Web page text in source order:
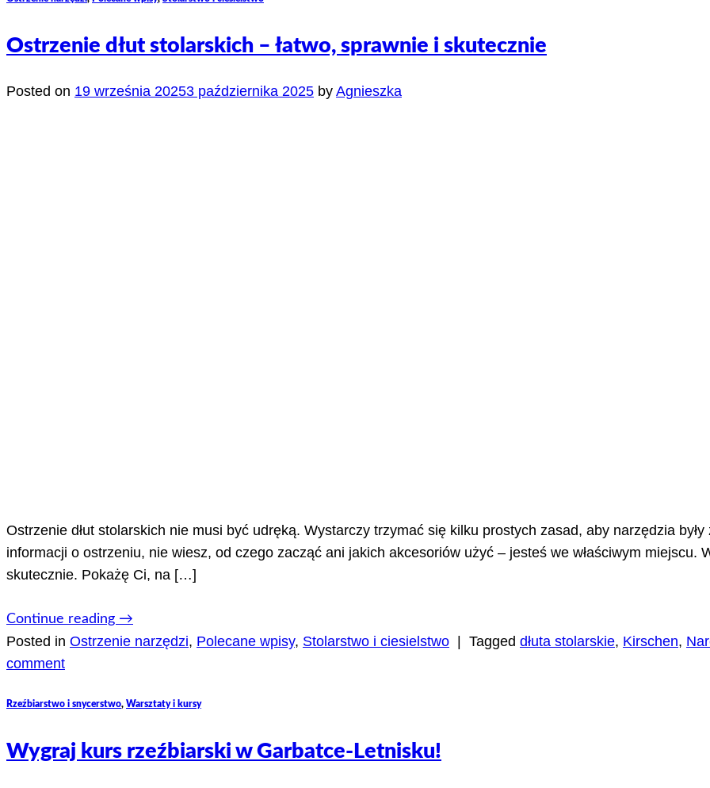
Ostrzenie dłut stolarskich – łatwo, sprawnie i skutecznie
Posted on 19 września 20253 października 2025 by Agnieszka
Ostrzenie dłut stolarskich nie musi być udręką. Wystarczy trzymać się kilku prostych zasad, aby narzędzia
informacji o ostrzeniu, nie wiesz, od czego zacząć ani jakich akcesoriów użyć – jesteś we właściwym miejscu.
skutecznie. Pokażę Ci, na […]
Continue reading →
Posted in Ostrzenie narzędzi, Polecane wpisy, Stolarstwo i ciesielstwo Tagged dłuta stolarskie, Kirschen,
comment
Rzeźbiarstwo i snycerstwo, Warsztaty i kursy
Wygraj kurs rzeźbiarski w Garbatce-Letnisku!